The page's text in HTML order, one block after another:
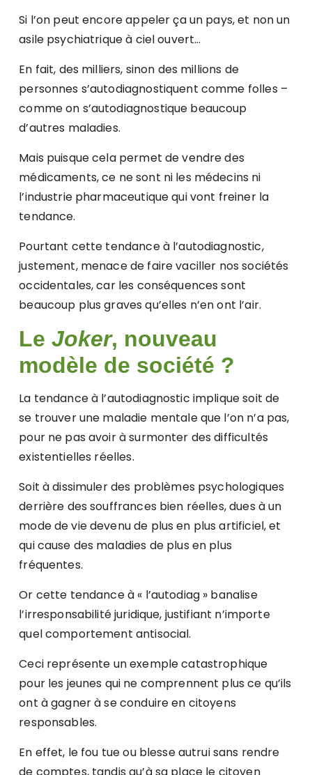
Si l’on peut encore appeler ça un pays, et non un
asile psychiatrique à ciel ouvert…
En fait, des milliers, sinon des millions de
personnes s’autodiagnostiquent comme folles –
comme on s’autodiagnostique beaucoup
d’autres maladies.
Mais puisque cela permet de vendre des
médicaments, ce ne sont ni les médecins ni
l’industrie pharmaceutique qui vont freiner la
tendance.
Pourtant cette tendance à l’autodiagnostic,
justement, menace de faire vaciller nos sociétés
occidentales, car les conséquences sont
beaucoup plus graves qu’elles n’en ont l’air.
LeJoker, nouveau
modèle de société ?
La tendance à l’autodiagnostic implique soit de
se trouver une maladie mentale que l’on n’a pas,
pour ne pas avoir à surmonter des difficultés
existentielles réelles.
Soit à dissimuler des problèmes psychologiques
derrière des souffrances bien réelles, dues à un
mode de vie devenu de plus en plus artificiel, et
qui cause des maladies de plus en plus
fréquentes.
Or cette tendance à « l’autodiag » banalise
l’irresponsabilité juridique, justifiant n’importe
quel comportement antisocial.
Ceci représente un exemple catastrophique
pour les jeunes qui ne comprennent plus ce qu’ils
ont à gagner à se conduire en citoyens
responsables.
En effet, le fou tue ou blesse autrui sans rendre
de comptes, tandis qu’à sa place le citoyen